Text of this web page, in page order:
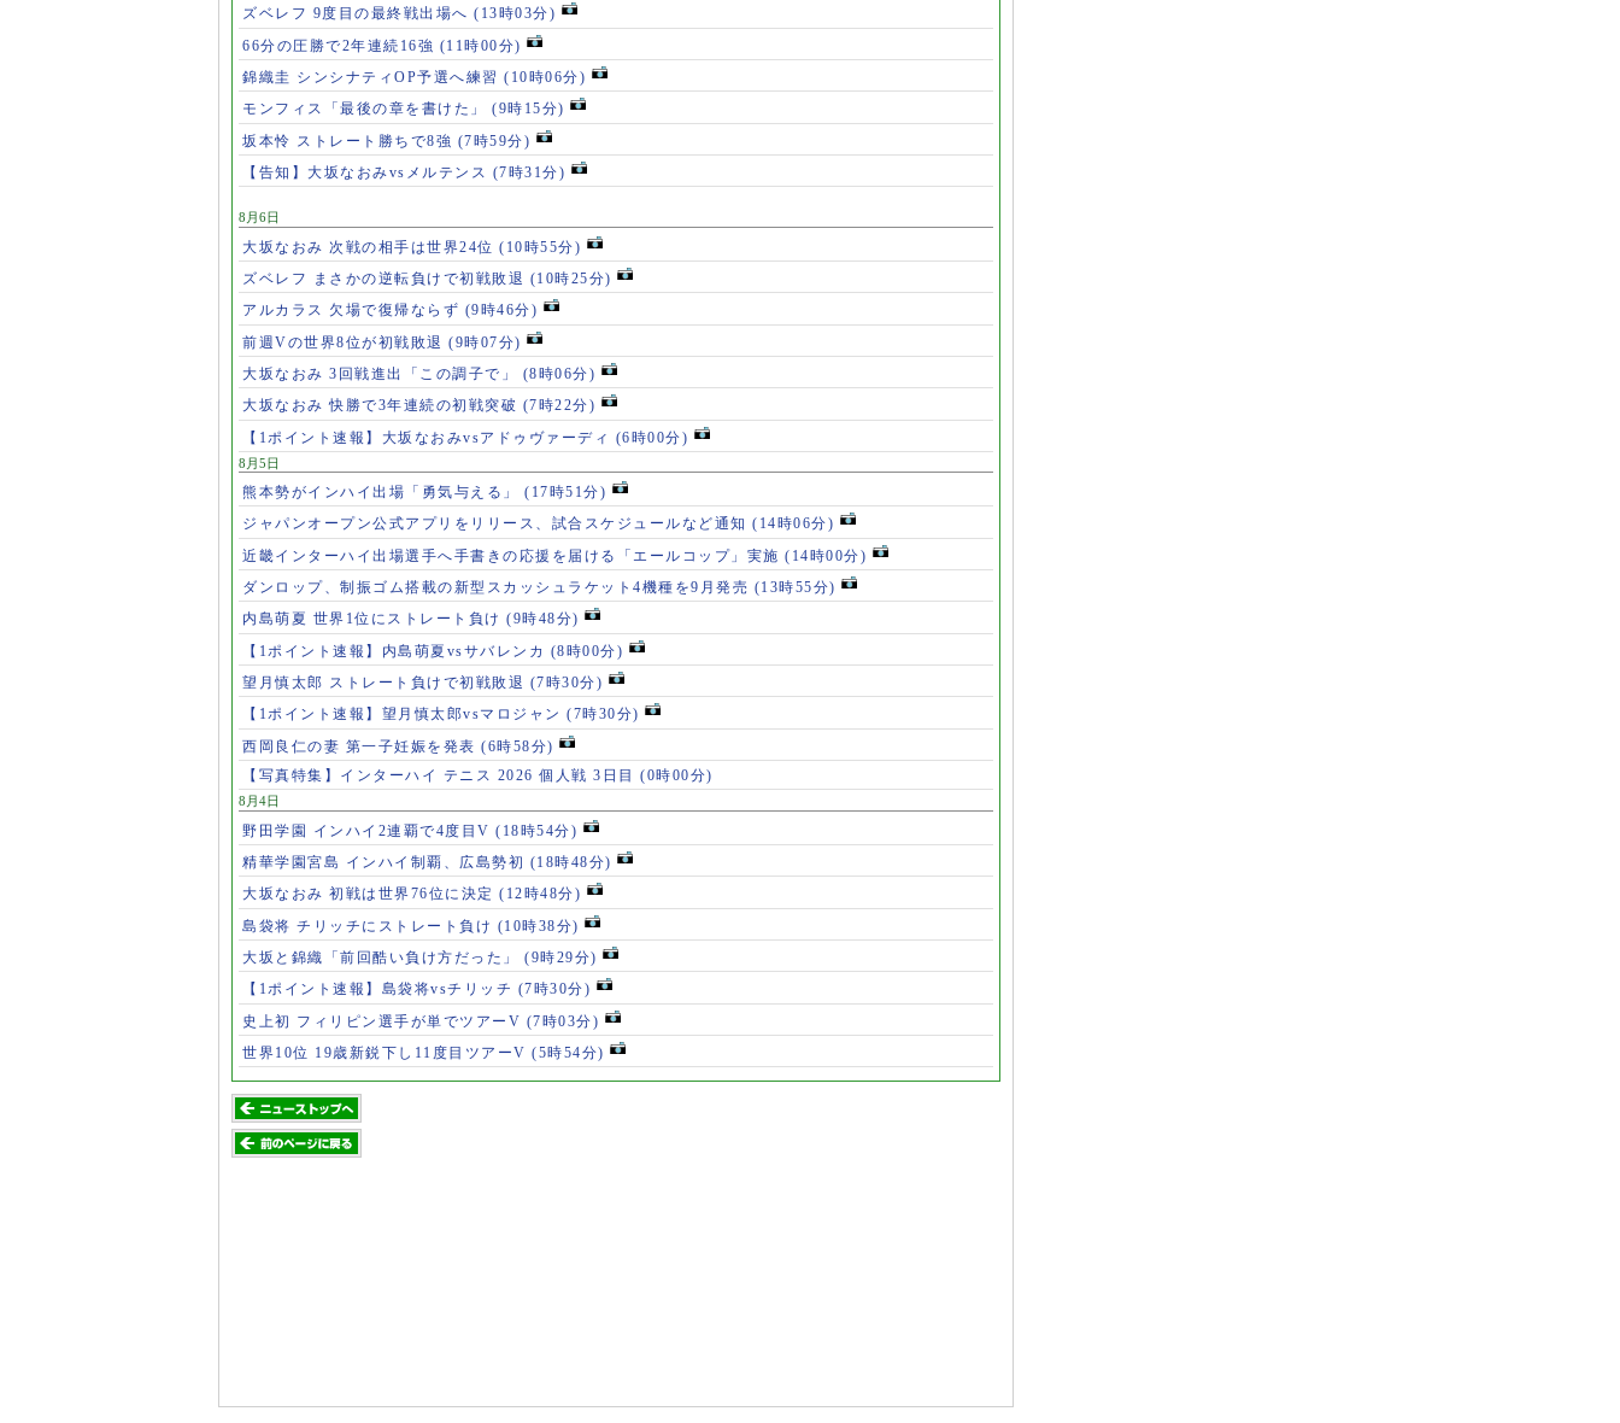
ズベレフ 9度目の最終戦出場へ (13時03分)
66分の圧勝で2年連続16強 (11時00分)
錦織圭 シンシナティOP予選へ練習 (10時06分)
モンフィス「最後の章を書けた」 (9時15分)
坂本怜 ストレート勝ちで8強 (7時59分)
【告知】大坂なおみvsメルテンス (7時31分)
8月6日
大坂なおみ 次戦の相手は世界24位 (10時55分)
ズベレフ まさかの逆転負けで初戦敗退 (10時25分)
アルカラス 欠場で復帰ならず (9時46分)
前週Vの世界8位が初戦敗退 (9時07分)
大坂なおみ 3回戦進出「この調子で」 (8時06分)
大坂なおみ 快勝で3年連続の初戦突破 (7時22分)
【1ポイント速報】大坂なおみvsアドゥヴァーディ (6時00分)
8月5日
熊本勢がインハイ出場「勇気与える」 (17時51分)
ジャパンオープン公式アプリをリリース、試合スケジュールなど通知 (14時06分)
近畿インターハイ出場選手へ手書きの応援を届ける「エールコップ」実施 (14時00分)
ダンロップ、制振ゴム搭載の新型スカッシュラケット4機種を9月発売 (13時55分)
内島萌夏 世界1位にストレート負け (9時48分)
【1ポイント速報】内島萌夏vsサバレンカ (8時00分)
望月慎太郎 ストレート負けで初戦敗退 (7時30分)
【1ポイント速報】望月慎太郎vsマロジャン (7時30分)
西岡良仁の妻 第一子妊娠を発表 (6時58分)
【写真特集】インターハイ テニス 2026 個人戦 3日目 (0時00分)
8月4日
野田学園 インハイ2連覇で4度目V (18時54分)
精華学園宮島 インハイ制覇、広島勢初 (18時48分)
大坂なおみ 初戦は世界76位に決定 (12時48分)
島袋将 チリッチにストレート負け (10時38分)
大坂と錦織「前回酷い負け方だった」 (9時29分)
【1ポイント速報】島袋将vsチリッチ (7時30分)
史上初 フィリピン選手が単でツアーV (7時03分)
世界10位 19歳新鋭下し11度目ツアーV (5時54分)